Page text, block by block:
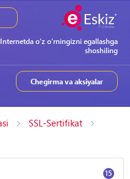
Internetda o‘z o‘rningizni egallashga
shoshiling
Chegirma va aksiyalar
SSL-Sertifikat
15